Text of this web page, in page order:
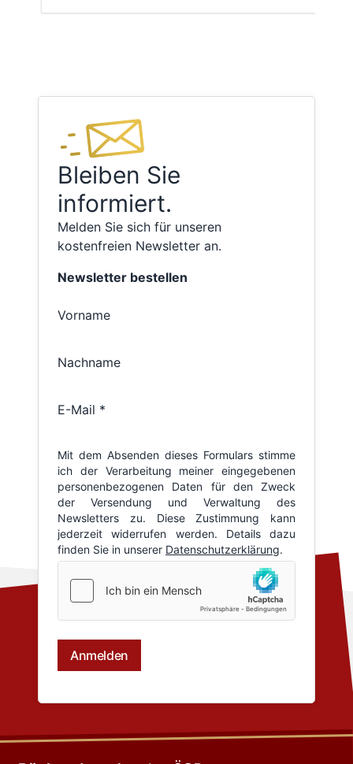
Bleiben Sie
informiert.
Melden Sie sich für unseren
kostenfreien Newsletter an.